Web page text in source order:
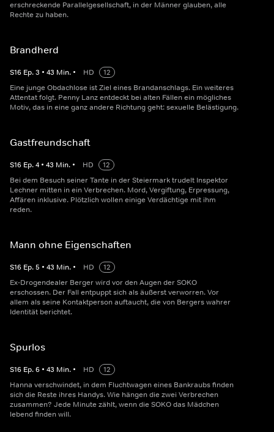
erschreckende Parallelgesellschaft, in der Männer glauben, alle
Rechte zu haben.
Brandherd
S16 Ep.3 • 43 Min. • HD
12
Eine junge Obdachlose ist Ziel eines Brandanschlags. Ein weiteres
Attentat folgt. Penny Lanz entdeckt bei alten Fällen ein mögliches
Motiv, das in eine ganz andere Richtung geht: sexuelle Belästigung.
Gastfreundschaft
S16 Ep.4 • 43 Min. • HD
12
Bei dem Besuch seiner Tante in der Steiermark trudelt Inspektor
Lechner mitten in ein Verbrechen. Mord, Vergiftung, Erpressung,
Affären inklusive. Plötzlich wollen einige Verdächtige mit ihm
reden.
Mann ohne Eigenschaften
S16 Ep.5 • 43 Min. • HD
12
Ex-Drogendealer Berger wird vor den Augen der SOKO
erschossen. Der Fall entpuppt sich als äußerst verworren. Vor
allem als seine Kontaktperson auftaucht, die von Bergers wahrer
Identität berichtet.
Spurlos
S16 Ep.6 • 43 Min. • HD
12
Hanna verschwindet, in dem Fluchtwagen eines Bankraubs finden
sich die Reste ihres Handys. Wie hängen die zwei Verbrechen
zusammen? Jede Minute zählt, wenn die SOKO das Mädchen
lebend finden will.